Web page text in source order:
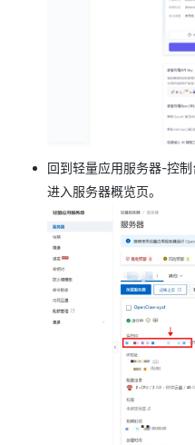
回到轻量应用服务器-控制
进入服务器概览页。